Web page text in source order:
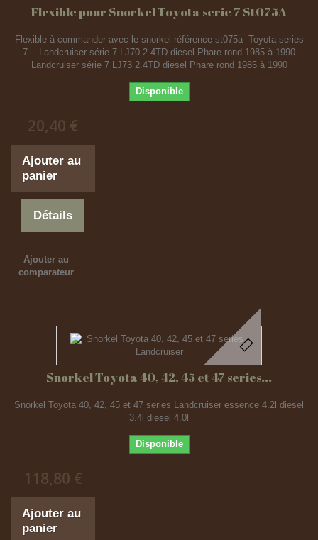
Flexible pour Snorkel Toyota serie 7 St075A
Flexible à commander avec le snorkel référence st075a Toyota series
7 Landcruiser série 7 LJ70 2.4TD diesel Phare rond 1985 à 1990
Landcruiser série 7 LJ73 2.4TD diesel Phare rond 1985 à 1990
Disponible
20,40 €
Ajouter au
panier
Détails
Ajouter au
comparateur
Snorkel Toyota 40, 42, 45 et 47 series...
Snorkel Toyota 40, 42, 45 et 47 series Landcruiser essence 4.2l diesel
3.4l diesel 4.0l
Disponible
118,80 €
Ajouter au
panier